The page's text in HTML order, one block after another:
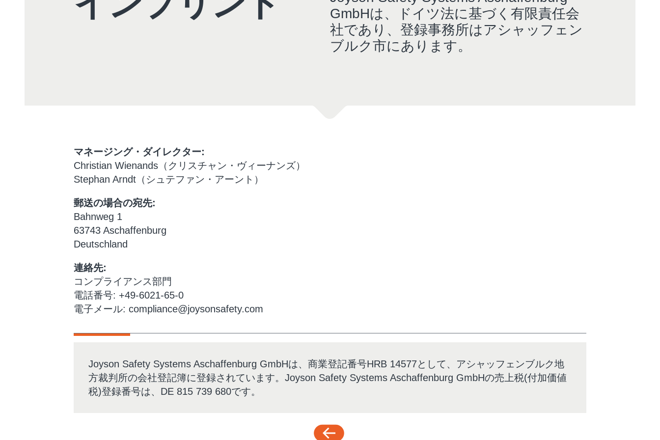
GmbHは、ドイツ法に基づく有限責任会
社であり、登録事務所はアシャッフェン
ブルク市にあります。
マネージング・ダイレクター:
Christian Wienands（クリスチャン・ヴィーナンズ）
Stephan Arndt（シュテファン・アーント）
郵送の場合の宛先:
Bahnweg 1
63743 Aschaffenburg
Deutschland
連絡先:
コンプライアンス部門
電話番号: +49-6021-65-0
電子メール: compliance@joysonsafety.com
Joyson Safety Systems Aschaffenburg GmbHは、商業登記番号HRB 14577として、アシャッフェンブルク地
方裁判所の会社登記簿に登録されています。Joyson Safety Systems Aschaffenburg GmbHの売上税(付加価値
税)登録番号は、DE 815 739 680です。